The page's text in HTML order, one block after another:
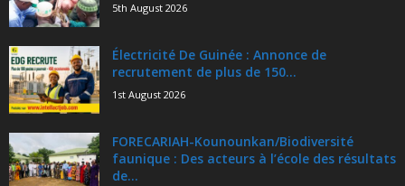
5th August 2026
Électricité De Guinée : Annonce de
recrutement de plus de 150...
1st August 2026
FORECARIAH-Kounounkan/Biodiversité
faunique : Des acteurs à l’école des résultats
de...